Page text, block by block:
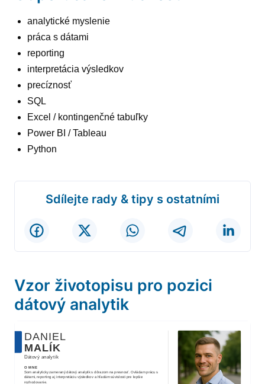
analytické myslenie
práca s dátami
reporting
interpretácia výsledkov
precíznosť
SQL
Excel / kontingenčné tabuľky
Power BI / Tableau
Python
Sdílejte rady & tipy s ostatními
Vzor životopisu pro pozici
dátový analytik
DANIEL
MALÍK
Dátový analytik
O MNE
Som analyticky zameraný dátový analytik s dôrazom na presnosť. Ovládam prácu s
dátami, reporting aj interpretáciu výsledkov a hľadám súvislosti pre lepšie
rozhodovanie.